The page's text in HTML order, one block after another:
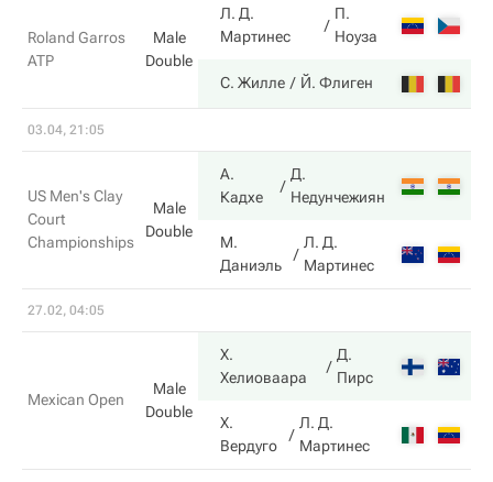
Roland Garros
ATP
Male
Double
Л. Д.
Мартинес
П.
Ноуза
С. Жилле Й. Флиген
03.04, 21:05
US Men's Clay
Court
Championships
Male
Double
А.
Кадхе
Д.
Недунчежиян
М.
Даниэль
Л. Д.
Мартинес
27.02, 04:05
Mexican Open
Male
Double
Х.
Хелиоваара
Д.
Пирс
Х.
Вердуго
Л. Д.
Мартинес